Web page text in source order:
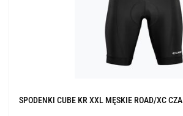
SPODENKI CUBE KR XXL MĘSKIE ROAD/XC CZA